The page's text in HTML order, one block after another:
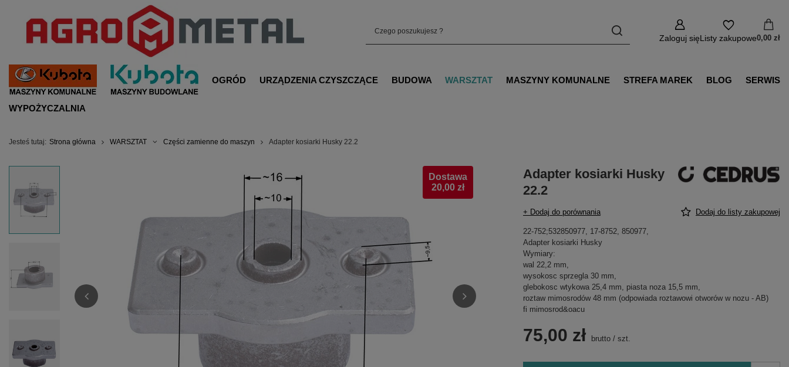
Zaloguj sięListy zakupowe0,00 zł
OGRÓD URZĄDZENIA CZYSZCZĄCE BUDOWA WARSZTAT MASZYNY KOMUNALNE STREFA MAREK BLOG SERWIS
WYPOŻYCZALNIA
Jesteś tutaj: Strona główna WARSZTAT Części zamienne do maszyn Adapter kosiarki Husky 22.2
Dostawa
20,00 zł
Adapter kosiarki Husky
22.2
+ Dodaj do porównania Dodaj do listy zakupowej
22-752;532850977, 17-8752, 850977,
Adapter kosiarki Husky
Wymiary:
wal 22,2 mm,
wysokosc sprzegla 30 mm,
glebokosc wtykowa 25,4 mm, piasta noza 15,5 mm,
roztaw mimosrodów 48 mm (odpowiada roztawowi otworów w nozu - AB)
fi mimosrod&oacu
75,00 zł brutto /szt.